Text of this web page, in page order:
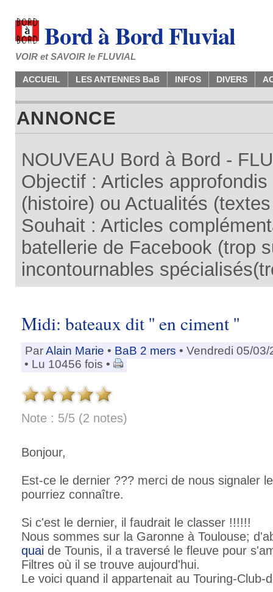
Bord à Bord Fluvial
VOIR et SAVOIR le FLUVIAL
ACCUEIL LES ANTENNES BaB INFOS DIVERS
ANNONCE
NOUVEAU Bord à Bord -
Objectif : Articles
(histoire) ou Actualités
Souhait : Articles
batellerie de Facebook (trop
incontournables
Midi: bateaux dit '' en ciment ''
ParAlain Marie • BaB 2 mers • Vendredi 05/
• Lu 10456 fois •
Note : 5/5 (2 notes)
Bonjour,
Est-ce le dernier ??? merci de nous signaler
pourriez connaître.
Si c'est le dernier, il faudrait le classer !!!!!!
Nous sommes sur la Garonne à Toulouse;
quai de Tounis, il a traversé le fleuve pour
Filtres où il se trouve aujourd'hui.
Le voici quand il appartenait au Touring-Club-